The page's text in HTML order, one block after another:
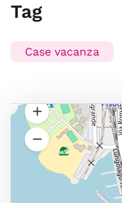
Tag
Case vacanza